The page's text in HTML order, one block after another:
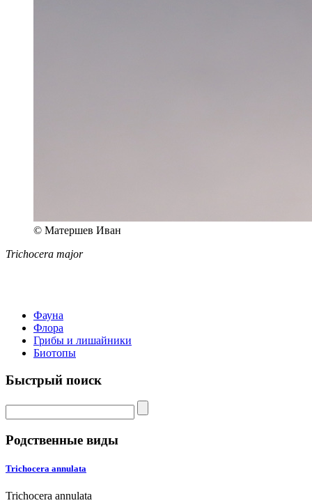
© Матершев Иван
Trichocera major
Фауна
Флора
Грибы и лишайники
Биотопы
Быстрый поиск
Родственные виды
Trichocera annulata
Trichocera annulata